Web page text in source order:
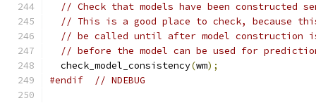
// Check that models have been constructed
// This is a good place to check, because
// be called until after model construction
// before the model can be used for
  check_model_consistency
(wm);
#endif
// NDEBUG